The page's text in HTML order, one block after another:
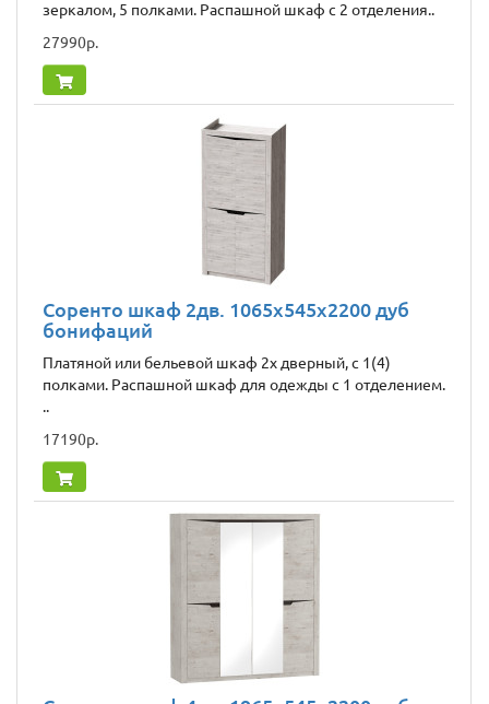
зеркалом, 5 полками. Распашной шкаф с 2 отделения..
27990р.
Соренто шкаф 2дв. 1065x545x2200 дуб
бонифаций
Платяной или бельевой шкаф 2х дверный, с 1(4)
полками. Распашной шкаф для одежды с 1 отделением.
..
17190р.